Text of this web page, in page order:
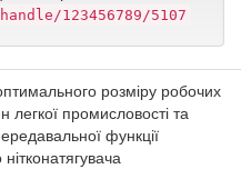
123456789/5107
розміру робочих
легкої промисловості та
функції
нітконатягувача